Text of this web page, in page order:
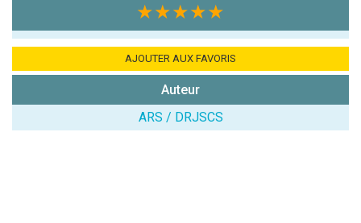
Antispam -
7x4 (en
★★★★★
AJOUTER AUX FAVORIS
Auteur
ARS / DRJSCS